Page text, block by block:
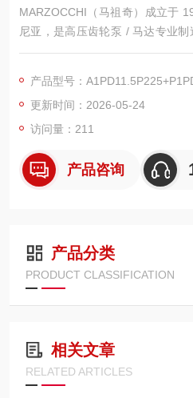
MARZOCCHI（马祖奇）成立于
尼亚，是高压齿轮泵 / 马达专业制
模块化为核心特点，双联泵是其明
产品型号：
更新时间：2026-05-24
访问量：211
产品咨询
产品分类
PRODUCT CLASSIFICATION
相关文章
RELATED ARTICLES